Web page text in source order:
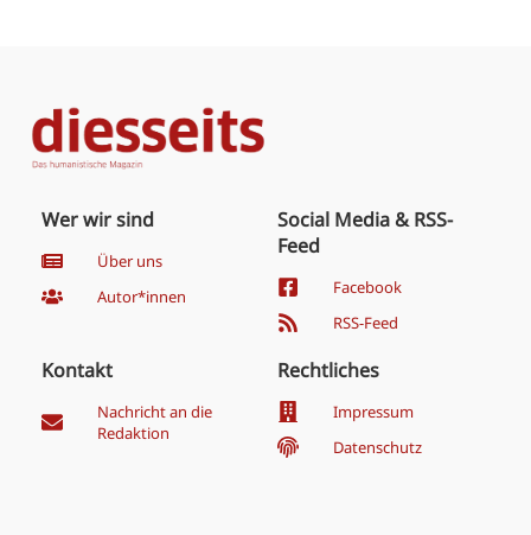
Wer wir sind
Über uns
Autor*innen
Social Media & RSS-
Feed
Facebook
RSS-Feed
Kontakt
Nachricht an die
Redaktion
Rechtliches
Impressum
Datenschutz